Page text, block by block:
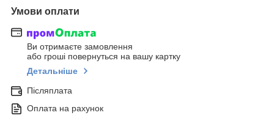
Умови оплати
Ви отримаєте замовлення
або гроші повернуться на вашу картку
Детальніше
Післяплата
Оплата на рахунок